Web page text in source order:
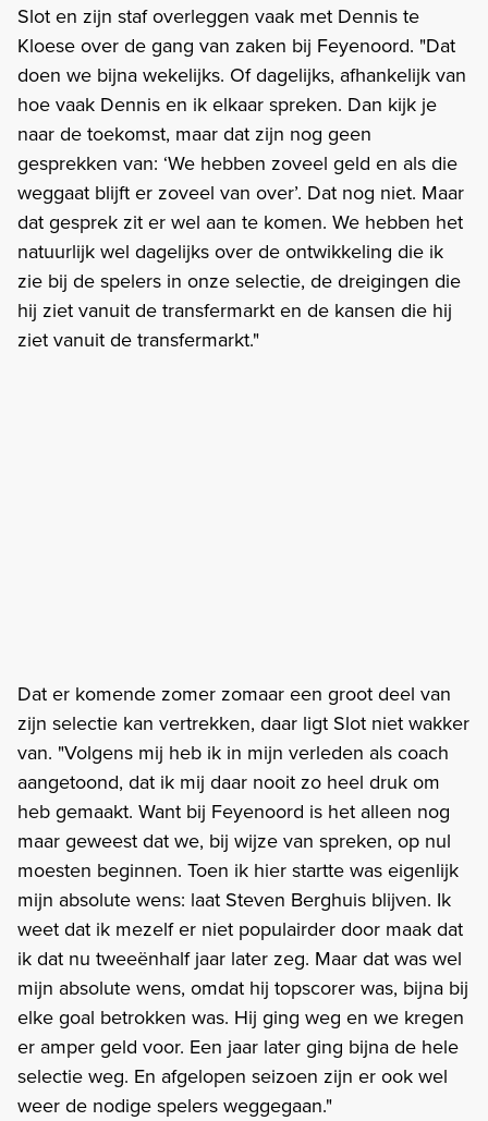
Slot en zijn staf overleggen vaak met Dennis te
Kloese over de gang van zaken bij Feyenoord. "Dat
doen we bijna wekelijks. Of dagelijks, afhankelijk van
hoe vaak Dennis en ik elkaar spreken. Dan kijk je
naar de toekomst, maar dat zijn nog geen
gesprekken van: ‘We hebben zoveel geld en als die
weggaat blijft er zoveel van over’. Dat nog niet. Maar
dat gesprek zit er wel aan te komen. We hebben het
natuurlijk wel dagelijks over de ontwikkeling die ik
zie bij de spelers in onze selectie, de dreigingen die
hij ziet vanuit de transfermarkt en de kansen die hij
ziet vanuit de transfermarkt."
Dat er komende zomer zomaar een groot deel van
zijn selectie kan vertrekken, daar ligt Slot niet wakker
van. "Volgens mij heb ik in mijn verleden als coach
aangetoond, dat ik mij daar nooit zo heel druk om
heb gemaakt. Want bij Feyenoord is het alleen nog
maar geweest dat we, bij wijze van spreken, op nul
moesten beginnen. Toen ik hier startte was eigenlijk
mijn absolute wens: laat Steven Berghuis blijven. Ik
weet dat ik mezelf er niet populairder door maak dat
ik dat nu tweeënhalf jaar later zeg. Maar dat was wel
mijn absolute wens, omdat hij topscorer was, bijna bij
elke goal betrokken was. Hij ging weg en we kregen
er amper geld voor. Een jaar later ging bijna de hele
selectie weg. En afgelopen seizoen zijn er ook wel
weer de nodige spelers weggegaan."